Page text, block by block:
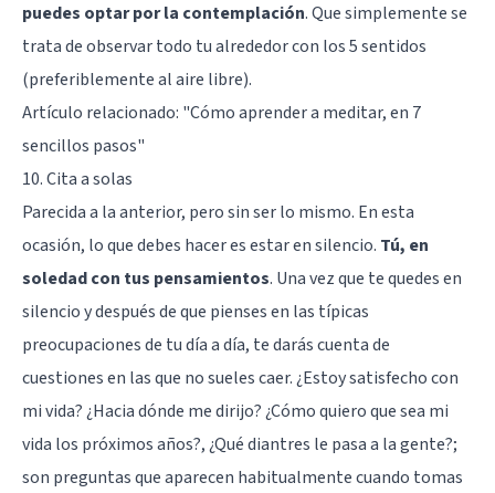
puedes optar por la contemplación. Que simplemente se
trata de observar todo tu alrededor con los 5 sentidos
(preferiblemente al aire libre).
Artículo relacionado: "Cómo aprender a meditar, en 7
sencillos pasos"
10. Cita a solas
Parecida a la anterior, pero sin ser lo mismo. En esta
ocasión, lo que debes hacer es estar en silencio. Tú, en
soledad con tus pensamientos. Una vez que te quedes en
silencio y después de que pienses en las típicas
preocupaciones de tu día a día, te darás cuenta de
cuestiones en las que no sueles caer. ¿Estoy satisfecho con
mi vida? ¿Hacia dónde me dirijo? ¿Cómo quiero que sea mi
vida los próximos años?, ¿Qué diantres le pasa a la gente?;
son preguntas que aparecen habitualmente cuando tomas